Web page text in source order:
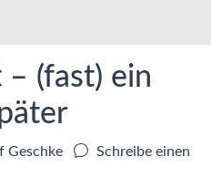
(fast) ein
Geschke
Schreibe einen